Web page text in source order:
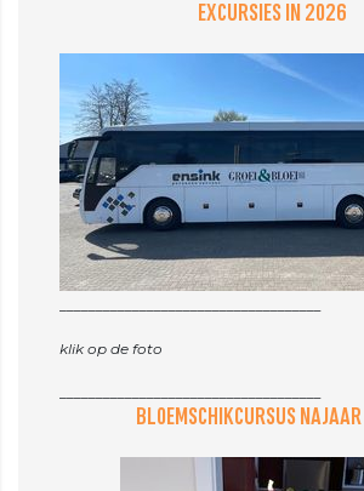
EXCURSIES IN 2026
klik op de foto
BLOEMSCHIKCURSUS